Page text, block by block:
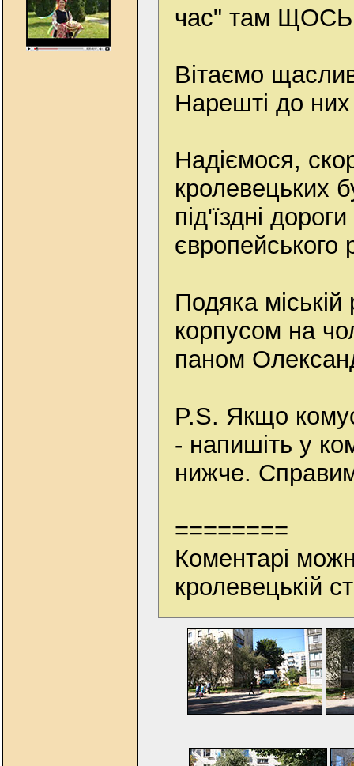
час" там ЩОСЬ
Вітаємо
Нарешті до
Надіємося,
кролевецьких
під'їздні
європейського
Подяка міській
корпусом на
паном
P.S. Якщо
- напишіть у
нижче.
========
Коментарі
кролевецькій